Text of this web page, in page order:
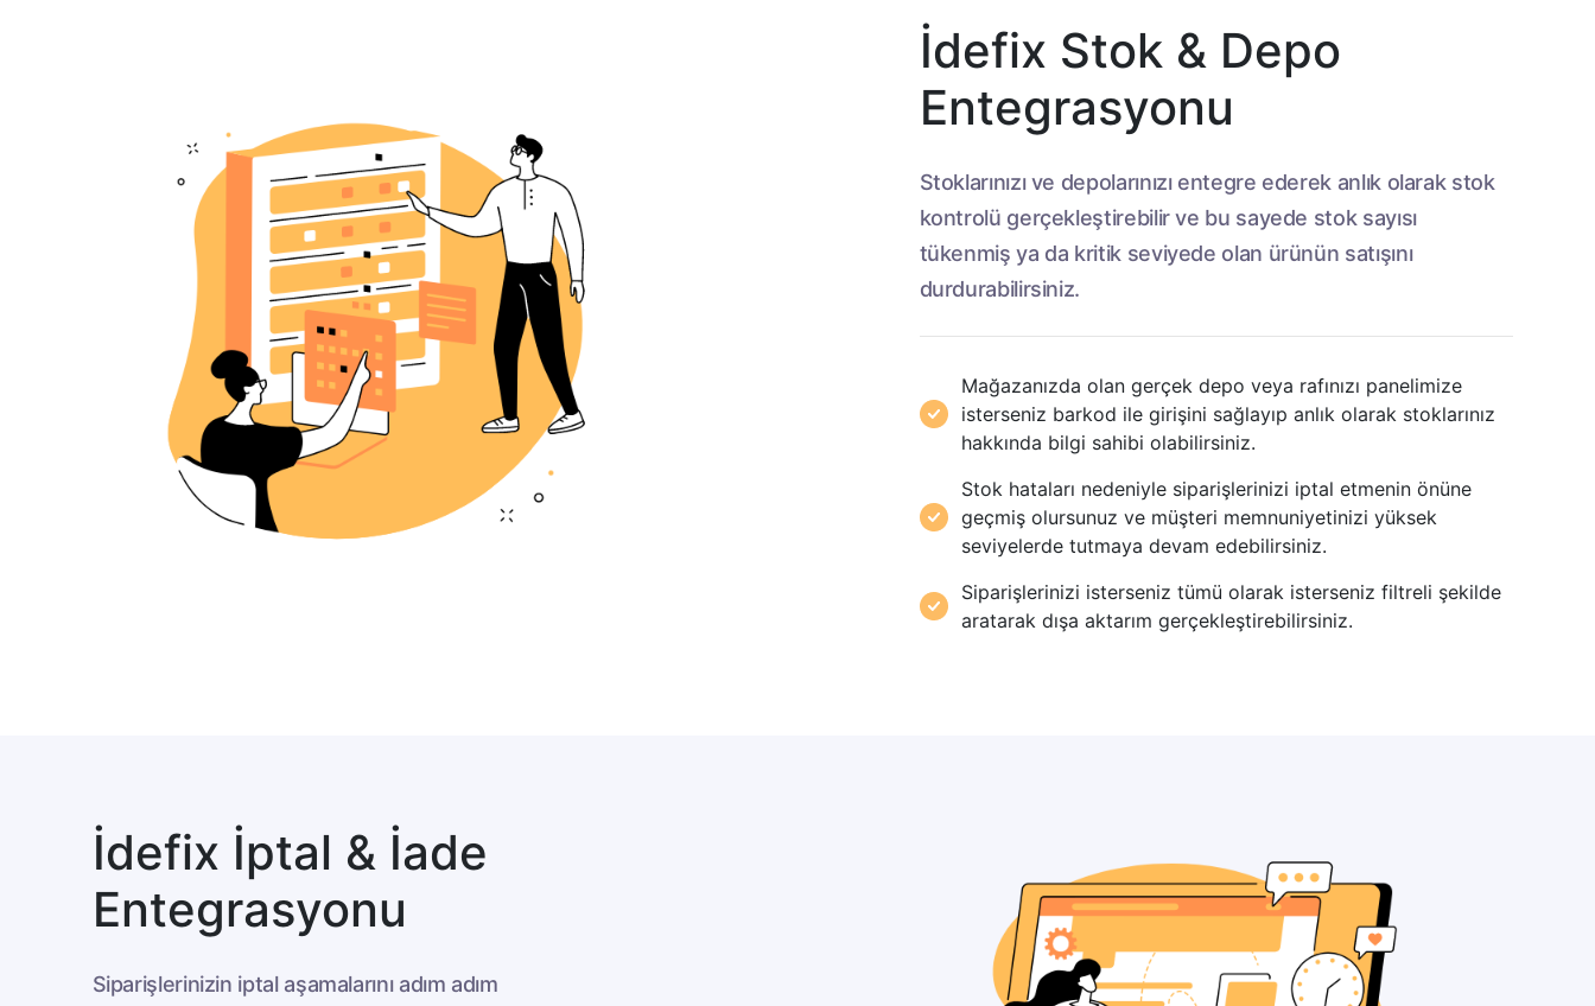
İdefix Stok & Depo
Entegrasyonu
Stoklarınızı ve depolarınızı entegre ederek anlık olarak stok
kontrolü gerçekleştirebilir ve bu sayede stok sayısı
tükenmiş ya da kritik seviyede olan ürünün satışını
durdurabilirsiniz.
Mağazanızda olan gerçek depo veya rafınızı panelimize
isterseniz barkod ile girişini sağlayıp anlık olarak stoklarınız
hakkında bilgi sahibi olabilirsiniz.
Stok hataları nedeniyle siparişlerinizi iptal etmenin önüne
geçmiş olursunuz ve müşteri memnuniyetinizi yüksek
seviyelerde tutmaya devam edebilirsiniz.
Siparişlerinizi isterseniz tümü olarak isterseniz filtreli şekilde
aratarak dışa aktarım gerçekleştirebilirsiniz.
İdefix İptal & İade
Entegrasyonu
Siparişlerinizin iptal aşamalarını adım adım